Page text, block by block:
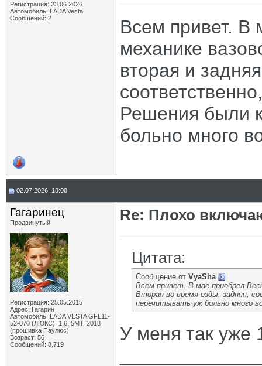
Регистрация: 23.06.2026
Автомобиль: LADA Vesta
Сообщений: 2
Всем привет. В
механике
вторая и
Решения были
больно много
02.07.2026, 18:08
Гагаринец
Продвинутый
Регистрация: 25.05.2015
Адрес: Гагарин
Автомобиль: LADA VESTA GFL11-
52-070 (ЛЮКС), 1.6, 5МТ, 2018
(прошивка Паулюс)
Возраст: 56
Сообщений: 8,719
Re: Плохо
Цитата:
Сообщение от VyaSha
Всем привет. В мае приобрел
Вторая во время езды, задняя,
перечитывать уж больно много
У меня так уже